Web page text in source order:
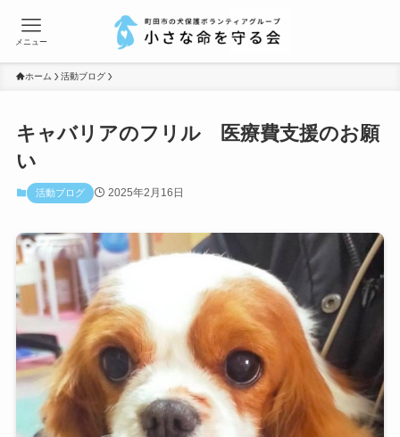
メニュー
ホーム 活動ブログ
キャバリアのフリル 医療費支援のお願
い
活動ブログ 2025年2月16日